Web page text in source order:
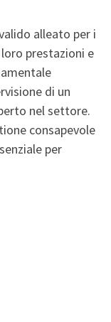
alleato per i
prestazioni e
di un
nel settore.
consapevole
per